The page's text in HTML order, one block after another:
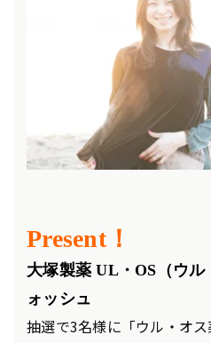
Present！
大塚製薬 UL・OS（ウ
ォッシュ
抽選で3名様に「ウル・オ